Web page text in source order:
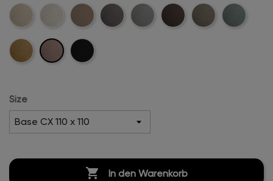
Beige-
Creme-
Cord
Sand-
Anthrazit-Hellgrau-Dunkelbraun-
Khaki-
Mintgreen-
Mustard-Rosa-
Cord
Schwarz-
Size
 In den Warenkorb